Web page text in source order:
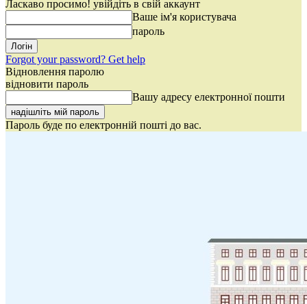
Ласкаво просимо! увійдіть в свій аккаунт
Ваше ім'я користувача
пароль
Forgot your password? Get help
Відновлення паролю
відновити пароль
Вашу адресу електронної пошти
Пароль буде по електронній пошті до вас.